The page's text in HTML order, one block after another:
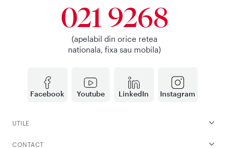
Facebook Youtube LinkedIn Instagram
021 9268
(apelabil din orice retea
nationala, fixa sau mobila)
UTILE
CONTACT